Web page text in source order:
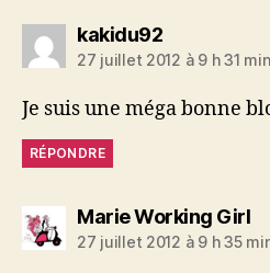
kakidu92dit :
27 juillet 2012 à 9 h 31 min
Je suis une méga bonne
RÉPONDRE
Marie Working Girldit :
27 juillet 2012 à 9 h 35